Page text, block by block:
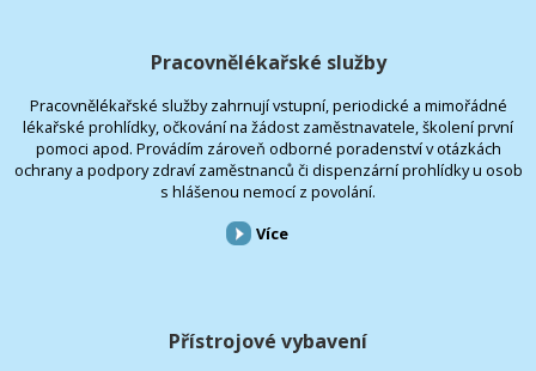
Pracovnělékařské služby
Pracovnělékařské služby zahrnují vstupní, periodické a mimořádné
lékařské prohlídky, očkování na žádost zaměstnavatele, školení první
pomoci apod. Provádím zároveň odborné poradenství v otázkách
ochrany a podpory zdraví zaměstnanců či dispenzární prohlídky u osob
s hlášenou nemocí z povolání.
Více
Přístrojové vybavení